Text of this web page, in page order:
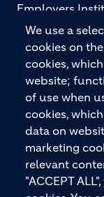
We use a
cookies on
cookies,
website;
of use when
cookies,
data on
marketing
relevant
"ACCEPT
Employers
2026“
Baustoffe und
gesamten
Boden bis zu
ECOCycle und